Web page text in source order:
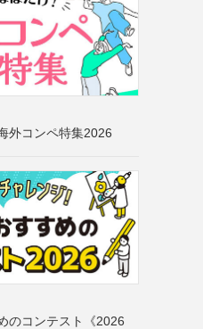
外コンペ特集2026
のコンテスト《2026